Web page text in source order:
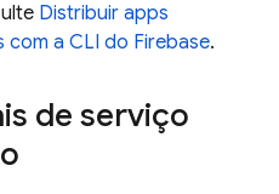
Distribuir apps
a CLI do Firebase.
de serviço